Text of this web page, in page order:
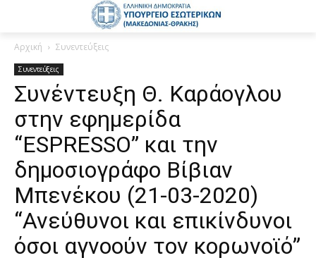
Αρχική Συνεντεύξεις
Συνεντεύξεις
Συνέντευξη Θ. Καράογλου
στην εφημερίδα
“ESPRESSO” και την
δημοσιογράφο Βίβιαν
Μπενέκου (21-03-2020)
“Ανεύθυνοι και επικίνδυνοι
όσοι αγνοούν τον κορωνοϊό”